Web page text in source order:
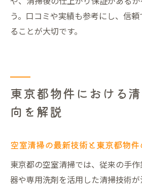
う。口コミや実績も参考にし、信
ることが大切です。
東京都物件における
向を解説
空室清掃の最新技術と東京都物件
東京都の空室清掃では、従来の手
器や専用洗剤を活用した清掃技術が